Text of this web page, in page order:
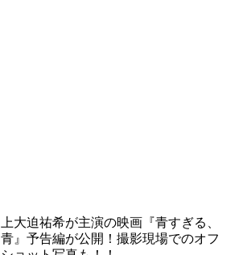
上大迫祐希が主演の映画『青すぎる、
青』予告編が公開！撮影現場でのオフ